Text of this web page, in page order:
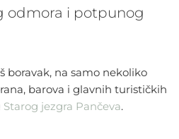
odmora i potpunog
boravak, na samo nekoliko
barova i glavnih turističkih
Starog jezgra Pančeva.